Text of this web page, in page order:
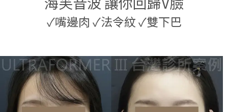
✓嘴邊肉 ✓法令紋✓雙下巴